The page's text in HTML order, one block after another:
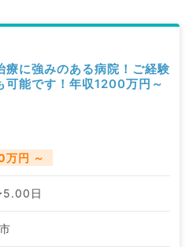
療に強みのある病院！ご経験
可能です！年収1200万円～
円 ～
5.00日